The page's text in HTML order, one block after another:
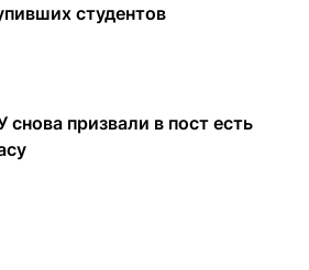
студентов
снова призвали в пост есть